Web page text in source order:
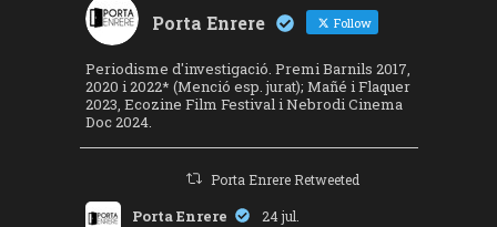
Porta Enrere Follow
Periodisme d'investigació. Premi Barnils 2017,
2020 i 2022* (Menció esp. jurat); Mañé i Flaquer
2023, Ecozine Film Festival i Nebrodi Cinema
Doc 2024.
Porta Enrere Retweeted
Porta Enrere 24 jul.